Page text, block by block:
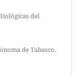
del
de Tabasco.